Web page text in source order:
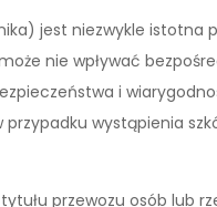
jest niezwykle istotna
nie wpływać
i
przypadku wystąpienia
przewozu osób lub